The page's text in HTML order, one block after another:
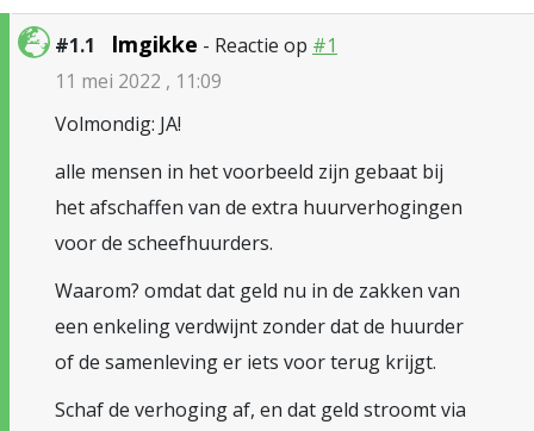
#1.1 lmgikke - Reactie op #1
11 mei 2022 , 11:09
Volmondig: JA!
alle mensen in het voorbeeld zijn gebaat bij
het afschaffen van de extra huurverhogingen
voor de scheefhuurders.
Waarom? omdat dat geld nu in de zakken van
een enkeling verdwijnt zonder dat de huurder
of de samenleving er iets voor terug krijgt.
Schaf de verhoging af, en dat geld stroomt via